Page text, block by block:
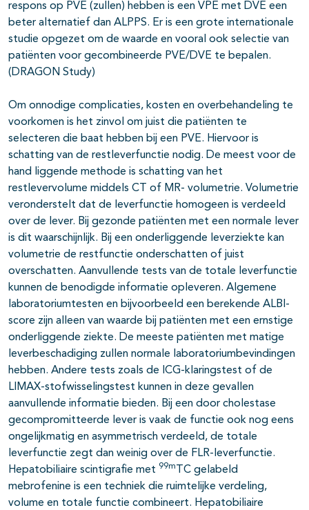
respons op PVE (zullen) hebben is een VPE met DVE een
beter alternatief dan ALPPS. Er is een grote internationale
studie opgezet om de waarde en vooral ook selectie van
patiënten voor gecombineerde PVE/DVE te bepalen.
(DRAGON Study)
Om onnodige complicaties, kosten en overbehandeling te
voorkomen is het zinvol om juist die patiënten te
selecteren die baat hebben bij een PVE. Hiervoor is
schatting van de restleverfunctie nodig. De meest voor de
hand liggende methode is schatting van het
restlevervolume middels CT of MR- volumetrie. Volumetrie
veronderstelt dat de leverfunctie homogeen is verdeeld
over de lever. Bij gezonde patiënten met een normale lever
is dit waarschijnlijk. Bij een onderliggende leverziekte kan
volumetrie de restfunctie onderschatten of juist
overschatten. Aanvullende tests van de totale leverfunctie
kunnen de benodigde informatie opleveren. Algemene
laboratoriumtesten en bijvoorbeeld een berekende ALBI-
score zijn alleen van waarde bij patiënten met een ernstige
onderliggende ziekte. De meeste patiënten met matige
leverbeschadiging zullen normale laboratoriumbevindingen
hebben. Andere tests zoals de ICG-klaringstest of de
LIMAX-stofwisselingstest kunnen in deze gevallen
aanvullende informatie bieden. Bij een door cholestase
gecompromitteerde lever is vaak de functie ook nog eens
ongelijkmatig en asymmetrisch verdeeld, de totale
leverfunctie zegt dan weinig over de FLR-leverfunctie.
Hepatobiliaire scintigrafie met 99m
TC gelabeld
mebrofenine is een techniek die ruimtelijke verdeling,
volume en totale functie combineert. Hepatobiliaire